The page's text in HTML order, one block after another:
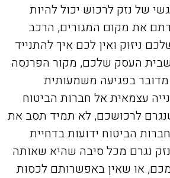
של נזק לרכוש יכול להיות
את מקום המגורים, הרכב
ניזוק ואין לכם איך להתנייד
העסק שלכם, מקור הפרנסה
בפגיעה משמעותית
עצמאית אל חברות הביטוח
לרכושכם, לא תמיד תסב את
הביטוח ידועות בדחיית
נגרם מכל סיבה שהיא שאותה
או שאין באפשרותם לכסות